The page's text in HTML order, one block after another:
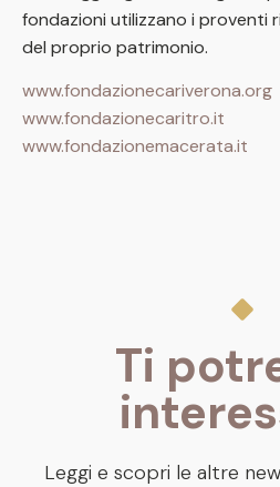
fondazioni utilizzano i proventi
del proprio patrimonio.
www.fondazionecariverona.org
www.fondazionecaritro.it
www.fondazionemacerata.it
Ti
Leggi e scopri le altre